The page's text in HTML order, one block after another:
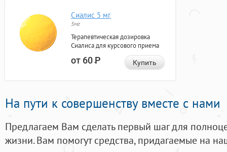
Сиалис 5 мг
5мг
Терапевтическая дозировка
Сиалиса для курсового приема
от 60Р Купить
На пути к совершенству вместе с нами
Предлагаем Вам сделать первый шаг для
жизни. Вам помогут средства, придагаемые на